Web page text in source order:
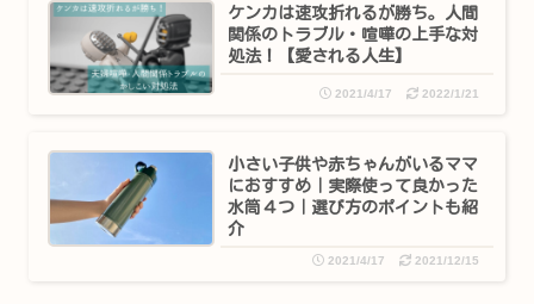
ケンカは速攻折れるが勝ち。人間
関係のトラブル・喧嘩の上手な対
処法！【愛される人生】
2021/4/17 2022/1/21
小さい子供や赤ちゃんがいるママ
におすすめ｜実際使って良かった
水筒４つ｜選び方のポイントも紹
介
2021/4/17 2021/12/15